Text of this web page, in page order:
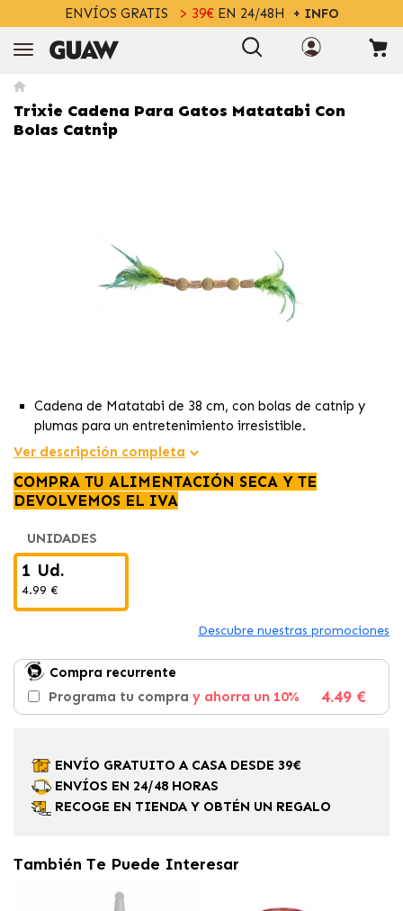
ENVÍOS GRATIS > 39€EN 24/48H + INFO
Trixie Cadena Para Gatos Matatabi Con
Bolas Catnip
Cadena de Matatabi de 38 cm, con bolas de catnip y
plumas para un entretenimiento irresistible.
Estimula el juego y la higiene dental de tu mascota con
esta cadena divertida y saludable.
Una opción perfecta para mantener a tu compañero
felino activo y cuidar su salud bucal.
Ver descripción completa
COMPRA TU ALIMENTACIÓN SECA Y TE
DEVOLVEMOS EL IVA
UNIDADES
1 Ud.
4.99 €
Descubre nuestras promociones
Compra recurrente
Programa tu compra y ahorra un 10% 4.49 €
ENVÍO GRATUITO A CASA DESDE 39€
ENVÍOS EN 24/48 HORAS
RECOGE EN TIENDA Y OBTÉN UN REGALO
También Te Puede Interesar